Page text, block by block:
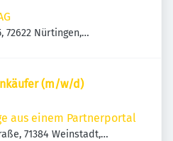
72622 Nürtingen,
(m/w/d)
aus einem Partnerportal
71384 Weinstadt,